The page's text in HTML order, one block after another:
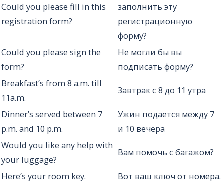
Could you please fill in this
registration form?
заполнить эту
регистрационную
форму?
Could you please sign the
form?
Не могли бы вы
подписать форму?
Breakfast’s from 8 a.m. till
11a.m.
Завтрак с 8 до 11 утра
Dinner’s served between 7
p.m. and 10 p.m.
Ужин подается между 7
и 10 вечера
Would you like any help with
your luggage?
Вам помочь с багажом?
Here’s your room key.
Вот ваш ключ от номера.